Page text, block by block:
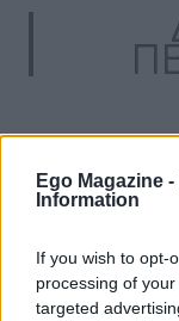
Ego Magazine -
Information
If you wish to opt-
processing of
targeted